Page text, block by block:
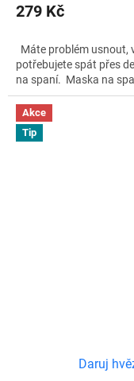
279 Kč
Máte problém usnout,
potřebujete spát přes
na spaní. Maska na
Akce
Tip
Daruj